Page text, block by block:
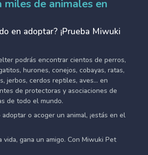
miles de animales en
en adoptar? ¡Prueba Miwuki
podrás encontrar cientos de perros,
hurones, conejos, cobayas, ratas,
jerbos, cerdos reptiles, aves... en
de protectoras y asociaciones de
de todo el mundo.
o acoger un animal, ¡estás en el
vida, gana un amigo. Con Miwuki Pet